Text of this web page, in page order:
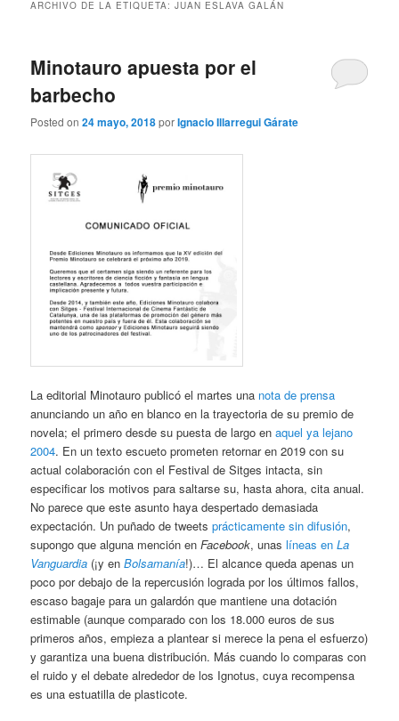
ARCHIVO DE LA ETIQUETA:JUAN ESLAVA GALÁN
Minotauro apuesta por el
barbecho
Posted on24 mayo, 2018porIgnacio Illarregui Gárate
La editorial Minotauro publicó el martes una nota de prensa
anunciando un año en blanco en la trayectoria de su premio de
novela; el primero desde su puesta de largo enaquel ya lejano
2004. En un texto escueto prometen retornar en 2019 con su
actual colaboración con el Festival de Sitges intacta, sin
especificar los motivos para saltarse su, hasta ahora, cita anual.
No parece que este asunto haya despertado demasiada
expectación. Un puñado de tweetsprácticamente sin difusión,
supongo que alguna mención enFacebook, unaslíneas enLa
Vanguardia (¡y enBolsamanía!)… El alcance queda apenas un
poco por debajo de la repercusión lograda por los últimos fallos,
escaso bagaje para un galardón que mantiene una dotación
estimable (aunque comparado con los 18.000 euros de sus
primeros años, empieza a plantear si merece la pena el esfuerzo)
y garantiza una buena distribución. Más cuando lo comparas con
el ruido y el debate alrededor de los Ignotus, cuya recompensa
es una estuatilla de plasticote.